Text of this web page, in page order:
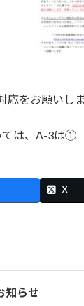
をお願いしま
ては、A-3は①
X
知らせ